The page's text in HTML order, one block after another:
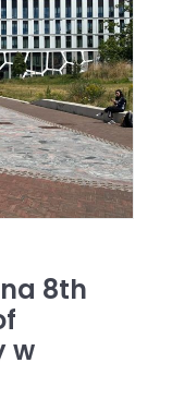
na 8th
w